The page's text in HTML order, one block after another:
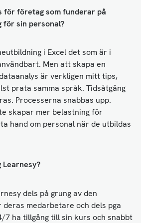
för företag som funderar på
för sin personal?
i Excel det som är i
Men att skapa en
är verkligen mitt tips,
prata samma språk. Tidsåtgång
Processerna snabbas upp.
skapar mer belastning för
hand om personal när de utbildas
dels på grung av den
medarbetare och dels pga
7 ha tillgång till sin kurs och snabbt